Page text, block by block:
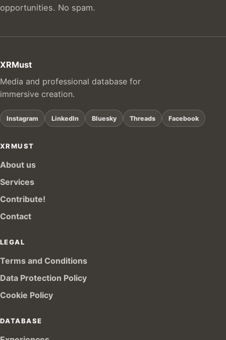
opportunities. No spam.
XRMust
Media and professional database for
immersive creation.
Instagram LinkedIn Bluesky Threads Facebook
XRMUST
About us
Services
Contribute!
Contact
LEGAL
Terms and Conditions
Data Protection Policy
Cookie Policy
DATABASE